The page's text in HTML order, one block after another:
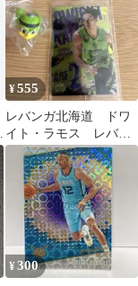
¥555
レバンガ北海道 ドワ
イト・ラモス レバー
ド
¥300